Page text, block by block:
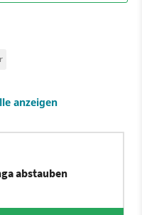
anzeigen
abstauben